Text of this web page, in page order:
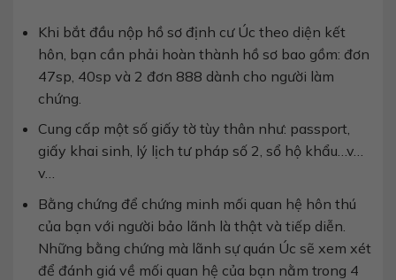
Khi bắt đầu nộp hồ sơ định cư Úc theo diện kết
hôn, bạn cần phải hoàn thành hồ sơ bao gồm: đơn
47sp, 40sp và 2 đơn 888 dành cho người làm
chứng.
Cung cấp một số giấy tờ tùy thân như: passport,
giấy khai sinh, lý lịch tư pháp số 2, sổ hộ khẩu…v…
v…
Bằng chứng để chứng minh mối quan hệ hôn thú
của bạn với người bảo lãnh là thật và tiếp diễn.
Những bằng chứng mà lãnh sự quán Úc sẽ xem xét
để đánh giá về mối quan hệ của bạn nằm trong 4